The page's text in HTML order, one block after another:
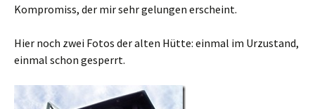
Kompromiss, der mir sehr gelungen erscheint.
Hier noch zwei Fotos der alten Hütte: einmal im Urzustand,
einmal schon gesperrt.